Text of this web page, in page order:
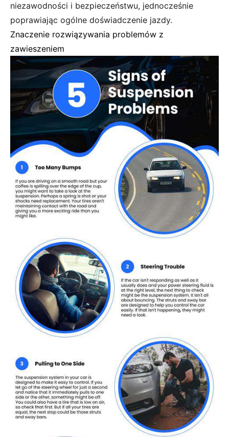
niezawodności i bezpieczeństwu, jednocześnie
poprawiając ogólne doświadczenie jazdy.
Znaczenie rozwiązywania problemów z
zawieszeniem